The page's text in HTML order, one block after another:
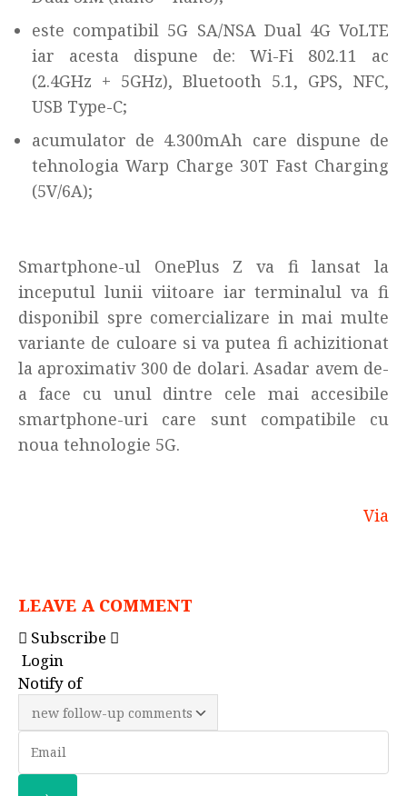
este compatibil 5G SA/NSA Dual 4G VoLTE
iar acesta dispune de: Wi-Fi 802.11 ac
(2.4GHz + 5GHz), Bluetooth 5.1, GPS, NFC,
USB Type-C;
acumulator de 4.300mAh care dispune de
tehnologia Warp Charge 30T Fast Charging
(5V/6A);
Smartphone-ul OnePlus Z va fi lansat la
inceputul lunii viitoare iar terminalul va fi
disponibil spre comercializare in mai multe
variante de culoare si va putea fi achizitionat
la aproximativ 300 de dolari. Asadar avem de-
a face cu unul dintre cele mai accesibile
smartphone-uri care sunt compatibile cu
noua tehnologie 5G.
Via
LEAVE A COMMENT
Subscribe
Login
Notify of